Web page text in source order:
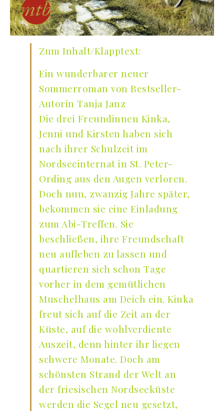
Zum Inhalt/Klapptext:
Ein wunderbarer neuer
Sommerroman von Bestseller-
Autorin Tanja Janz
Die drei Freundinnen Kinka,
Jenni und Kirsten haben sich
nach ihrer Schulzeit im
Nordseeinternat in St. Peter-
Ording aus den Augen verloren.
Doch nun, zwanzig Jahre später,
bekommen sie eine Einladung
zum Abi-Treffen. Sie
beschließen, ihre Freundschaft
neu aufleben zu lassen und
quartieren sich schon Tage
vorher in dem gemütlichen
Muschelhaus am Deich ein. Kinka
freut sich auf die Zeit an der
Küste, auf die wohlverdiente
Auszeit, denn hinter ihr liegen
schwere Monate. Doch am
schönsten Strand der Welt an
der friesischen Nordseeküste
werden die Segel neu gesetzt,